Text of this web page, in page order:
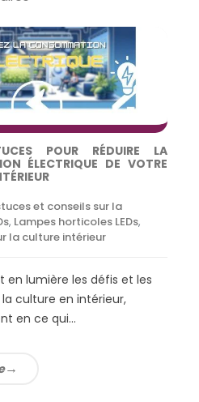
POUR RÉDUIRE LA
ÉLECTRIQUE DE VOTRE
et conseils sur la
, Lampes horticoles LEDs,
la culture intérieur
en lumière les défis et les
culture en intérieur,
en ce qui...